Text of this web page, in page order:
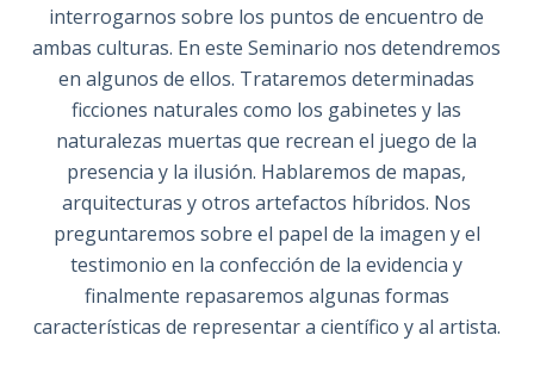
interrogarnos sobre los puntos de encuentro de
ambas culturas. En este Seminario nos detendremos
en algunos de ellos. Trataremos determinadas
ficciones naturales como los gabinetes y las
naturalezas muertas que recrean el juego de la
presencia y la ilusión. Hablaremos de mapas,
arquitecturas y otros artefactos híbridos. Nos
preguntaremos sobre el papel de la imagen y el
testimonio en la confección de la evidencia y
finalmente repasaremos algunas formas
características de representar a científico y al artista.